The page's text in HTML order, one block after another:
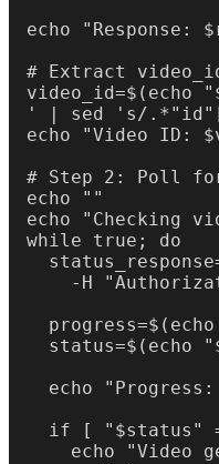
echo "Response:
# Extract
' | sed 's/
echo "Video ID:
# Step 2: Poll
echo ""
echo "Checking
while true; do
-H
status=$(echo
echo
if [ "$status"
echo "Video